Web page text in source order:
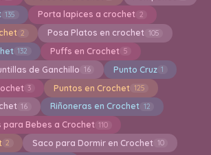
135 Porta lapices a crochet 2
2 Posa Platos en crochet 105
132 Puffs en Crochet 5
de Ganchillo 16 Punto Cruz 1
3 Puntos en Crochet 125
16 Riñoneras en Crochet 12
para Bebes a Crochet 110
2 Saco para Dormir en Crochet 10